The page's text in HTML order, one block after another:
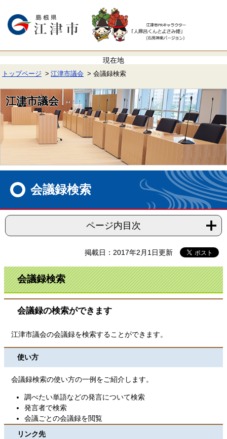
で
ば
本トップページ 江津市議会 会議録検索
江津市議会
会議録検索
ページ内目次
掲載日：2017年2月1日更新
会議録検索
会議録の検索ができます
江津市議会の会議録を検索することができます。
使い方
会議録検索の使い方の一例をご紹介します。
調べたい単語などの発言について検索
発言者で検索
会議ごとの会議録を閲覧
リンク先